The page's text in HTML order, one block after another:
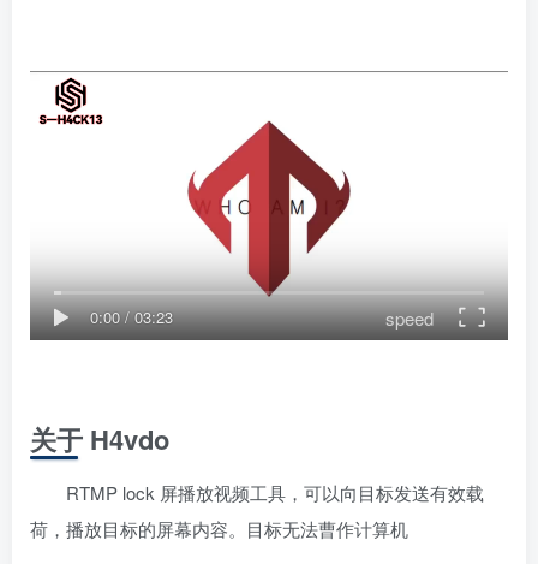
0:00/03:23 speed
关于 H4vdo
RTMP lock 屏播放视频工具，可以向目标发送有效载
荷，播放目标的屏幕内容。目标无法曹作计算机